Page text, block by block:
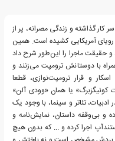
کار گذاشته و زندگی مصرانه، پر از
رویای آمریکایی کشیده است. همین
و حقیقت ماجرا را این‌طور شرح داد
با دوستانش ترومپت می‌زنند و
مراسم اسکار هم دوشنبه است و بین مراسم اسکار و قرار ترومپت‌‎نوازی، قطعا
کونیگزبرگ» یا همان «وودی آلن»
تئاتر و سینما، با وجود یک
و بی‌وقفه داستان، نمایش‌نامه و
اجرا کرده و ... که بدون هیچ